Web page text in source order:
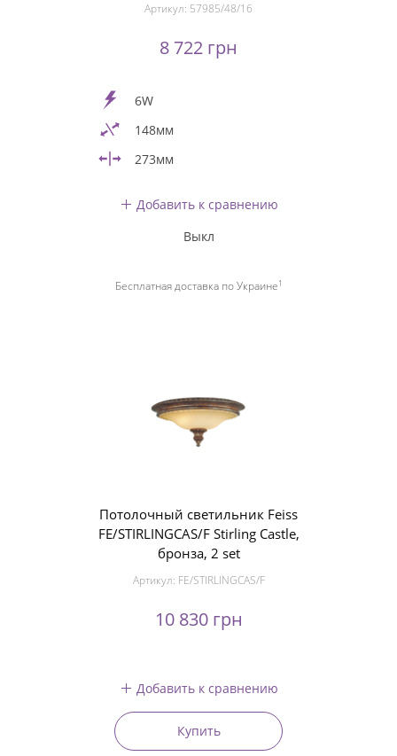
Артикул: 57985/48/16
8 722 грн
6W
148мм
273мм
Добавить к сравнению
Выкл
Бесплатная доставка по Украине1
Потолочный светильник Feiss
FE/STIRLINGCAS/F Stirling Castle,
бронза, 2 set
Артикул: FE/STIRLINGCAS/F
10 830 грн
Добавить к сравнению
Купить